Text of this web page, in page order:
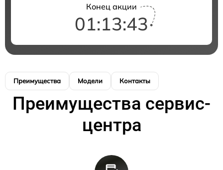
Конец акции
01:13:43
Преимущества Модели Контакты
Преимущества сервис-
центра